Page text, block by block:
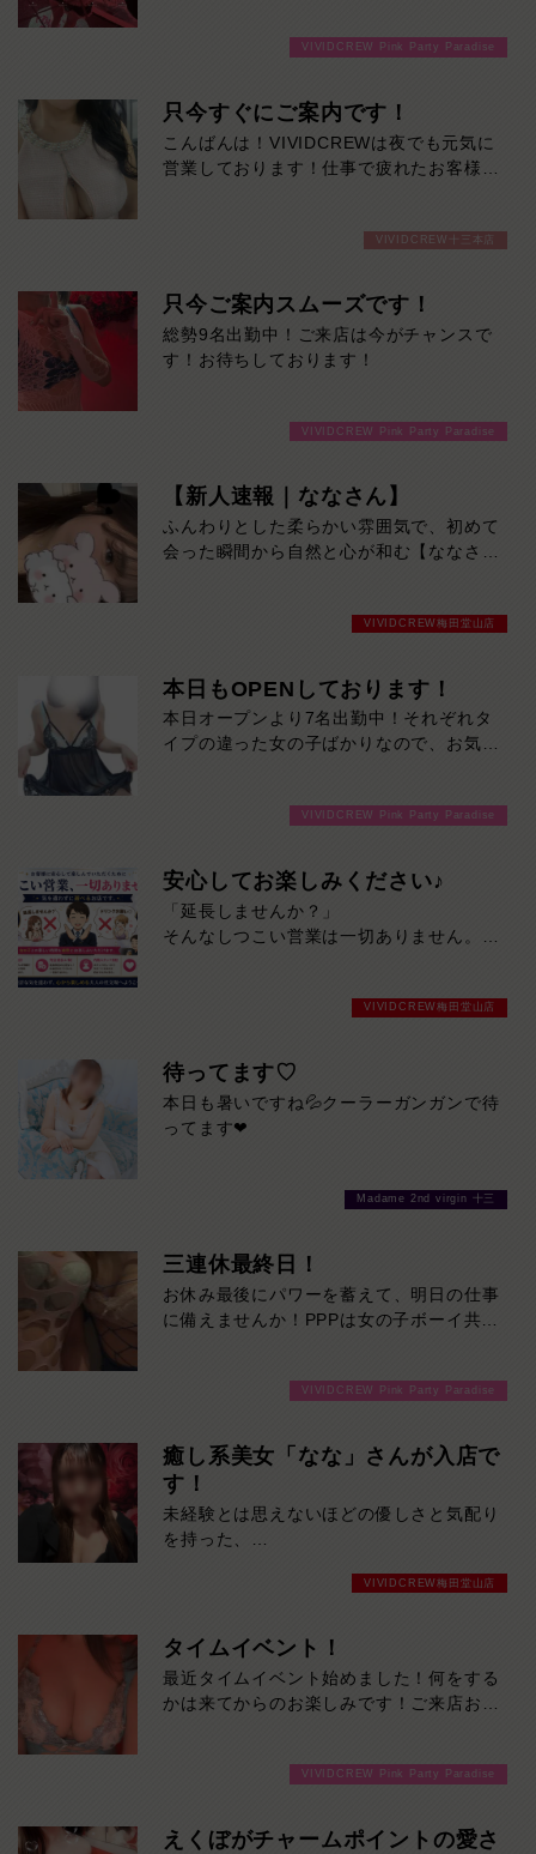
VIVIDCREW Pink Party Paradise
只今すぐにご案内です！
こんばんは！VIVIDCREWは夜でも元気に
営業しております！仕事で疲れたお客様
VIVIDCREW十三本店
只今ご案内スムーズです！
総勢9名出勤中！ご来店は今がチャンスで
す！お待ちしております！
VIVIDCREW Pink Party Paradise
【新人速報｜ななさん】
ふんわりとした柔らかい雰囲気で、初めて
会った瞬間から自然と心が和む【ななさ
な包容力が彼女の大きな魅力です。気取ら
ば時間を忘れてしまうはず。「癒された
い」「ゆっくり話したい」そんな夜にぴっ
たりの女の子です。本日は23時までの出
勤となっておりますので、この機会をお見
VIVIDCREW梅田堂山店
本日もOPENしております！
本日オープンより7名出勤中！それぞれタ
イプの違った女の子ばかりなので、お気に
VIVIDCREW Pink Party Paradise
安心してお楽しみください♪
「延長しませんか？」
そんなしつこい営業は一切ありません。
・女の子からの指名要求なし
・レディースドリンクのおねだりなし
・安心の明朗会計
・完全前払い制だから追加料金の心配なし
お客様のペースでゆっくり楽しめる環境を
「気軽に飲んで楽しみたい…」
そんな方にこそ選ばれているお店です。
かわいい女の子との楽しい時間を、ストレ
VIVIDCREW梅田堂山店
待ってます♡
本日も暑いですね💦クーラーガンガンで待
ってます❤
Madame 2nd virgin 十三
三連休最終日！
お休み最後にパワーを蓄えて、明日の仕事
に備えませんか！PPPは女の子ボーイ共に
VIVIDCREW Pink Party Paradise
癒し系美女「なな」さんが入店で
す！
未経験とは思えないほどの優しさと気配り
を持った、
誰かのために自然と行動できる献身的な性
一緒にいるだけで心がほっと安らぐほど。
そして彼女の大きな魅力は、
思わず目を奪われる抜群のスタイル。
自慢の豊かなバストと包み込むような優し
あなたを特別な時間へと誘います。
優しく寄り添う会話、温かな笑顔、
気づけば「また会いたい」と思ってしま
VIVIDCREW梅田堂山店
タイムイベント！
最近タイムイベント始めました！何をする
かは来てからのお楽しみです！ご来店お待
VIVIDCREW Pink Party Paradise
えくぼがチャームポイントの愛さ